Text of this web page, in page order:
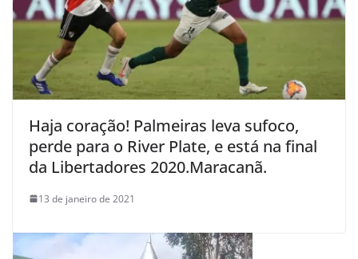
Haja coração! Palmeiras leva sufoco,
perde para o River Plate, e está na final
da Libertadores 2020.Maracanã.
13 de janeiro de 2021